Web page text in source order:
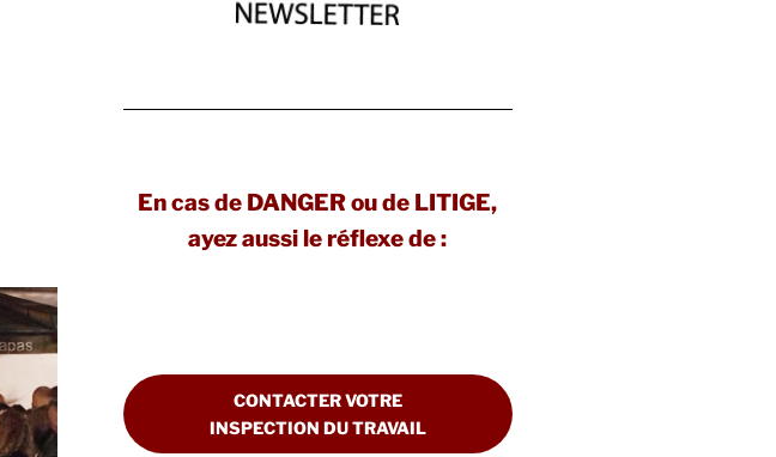
En cas de DANGER ou de LITIGE,
ayez aussi le réflexe de :
CONTACTER VOTRE
INSPECTION DU TRAVAIL